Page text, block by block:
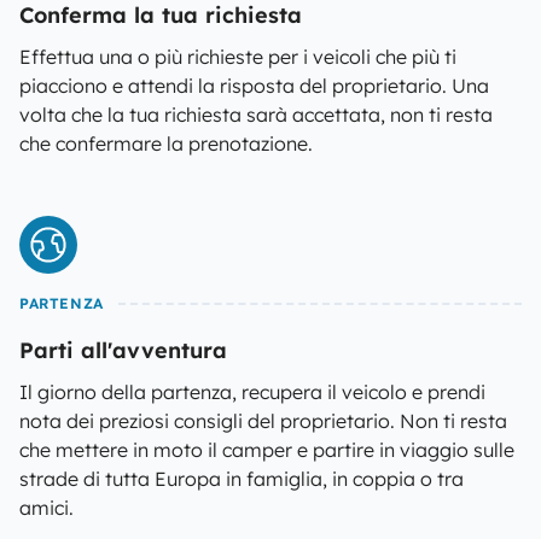
Conferma la tua richiesta
Effettua una o più richieste per i veicoli che più ti
piacciono e attendi la risposta del proprietario. Una
volta che la tua richiesta sarà accettata, non ti resta
che confermare la prenotazione.
PARTENZA
Parti all'avventura
Il giorno della partenza, recupera il veicolo e prendi
nota dei preziosi consigli del proprietario. Non ti resta
che mettere in moto il camper e partire in viaggio sulle
strade di tutta Europa in famiglia, in coppia o tra
amici.